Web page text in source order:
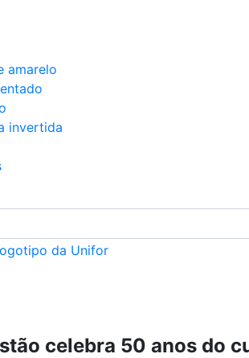
amarelo
invertida
celebra 50 anos do